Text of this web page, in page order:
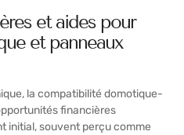
et aides pour
et panneaux
la compatibilité domotique-
financières
initial, souvent perçu comme